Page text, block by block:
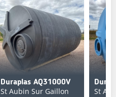
Duraplas AQ31000V
St Aubin Sur Gaillon St